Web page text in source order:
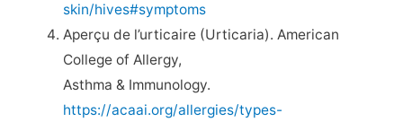
skin/hives#symptoms
Aperçu de l’urticaire (Urticaria). American
College of Allergy,
Asthma & Immunology.
https://acaai.org/allergies/types-